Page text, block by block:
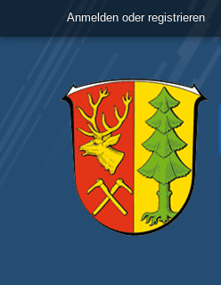
Anmelden oder registrieren